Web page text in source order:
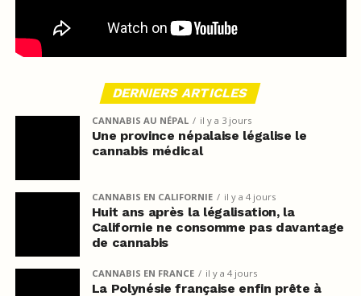
DERNIERS ARTICLES
CANNABIS AU NÉPAL il y a 3 jours
Une province népalaise légalise le
cannabis médical
CANNABIS EN CALIFORNIE il y a 4 jours
Huit ans après la légalisation, la
Californie ne consomme pas davantage
de cannabis
CANNABIS EN FRANCE il y a 4 jours
La Polynésie française enfin prête à